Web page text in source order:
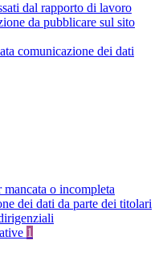
dal rapporto di lavoro
da pubblicare sul sito
comunicazione dei dati
mancata o incompleta
dei dati da parte dei titolari
1